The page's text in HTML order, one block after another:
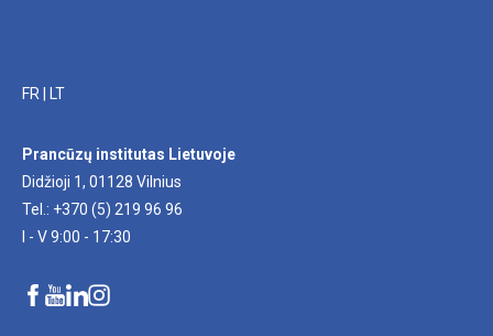
FR LT
Prancūzų institutas Lietuvoje
Didžioji 1, 01128 Vilnius
Tel.: +370 (5) 219 96 96
I - V 9:00 - 17:30